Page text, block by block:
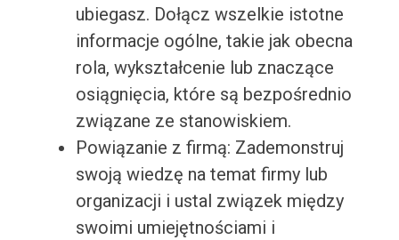
ubiegasz. Dołącz wszelkie istotne
informacje ogólne, takie jak obecna
rola, wykształcenie lub znaczące
osiągnięcia, które są bezpośrednio
związane ze stanowiskiem.
Powiązanie z firmą: Zademonstruj
swoją wiedzę na temat firmy lub
organizacji i ustal związek między
swoimi umiejętnościami i